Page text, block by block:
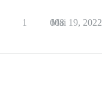
1 608
Mai 19, 2022